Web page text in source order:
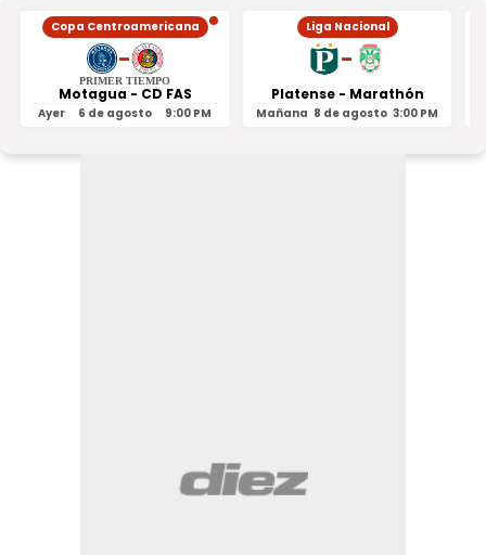
Copa Centroamericana
-
PRIMER TIEMPO
Motagua - CD FAS
Ayer 6 de agosto 9:00 PM
Liga Nacional
-
Platense - Marathón
Mañana 8 de agosto 3:00 PM